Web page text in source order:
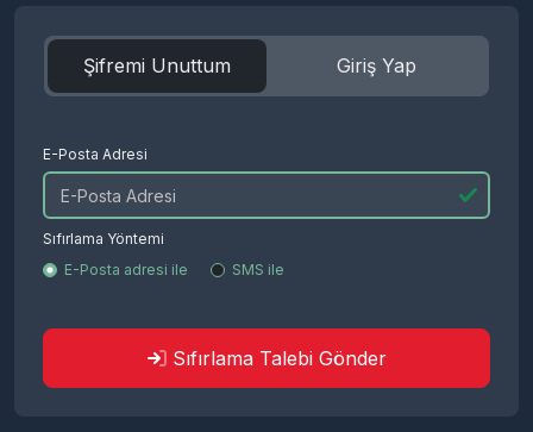
Şifremi Unuttum Giriş Yap
E-Posta Adresi
Sıfırlama Yöntemi
E-Posta adresi ile
SMS ile
Sıfırlama Talebi Gönder